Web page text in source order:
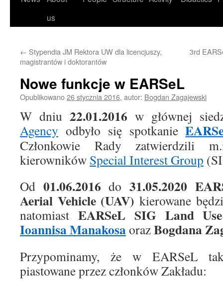
us
← Stypendia JM Rektora UW dla licencjuszy,
magistrantów i doktorantów
3rd
Nowe funkcje w EARSeL
Opublikowano26 stycznia 2016, autor: Bogdan Zagajewski
W dniu 22.01.2016 w głównej
Agency odbyło się spotkanie
Członkowie Rady zatwierdzili
kierowników Special Interest Group
Od 01.06.2016do 31.05.2020
Aerial Vehicle (UAV) kierowane
natomiast EARSeL SIG Land
Ioannisa ManakosaorazBogdana
Przypominamy, że w EARSeL
piastowane przez członków Zakładu: